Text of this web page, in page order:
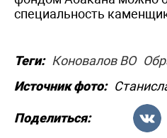
специальность
Теги: Коновалов ВО
Источник фото:
Поделиться: